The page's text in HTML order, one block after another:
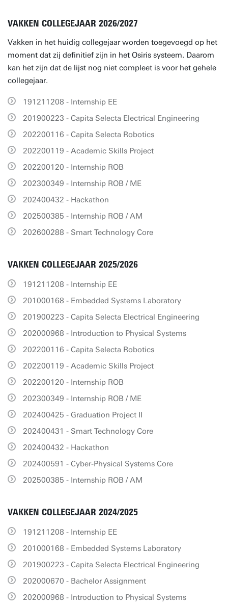
VAKKEN COLLEGEJAAR 2026/2027
Vakken in het huidig collegejaar worden toegevoegd op het
moment dat zij definitief zijn in het Osiris systeem. Daarom
kan het zijn dat de lijst nog niet compleet is voor het gehele
collegejaar.
191211208 - Internship EE
201900223 - Capita Selecta Electrical Engineering
202200116 - Capita Selecta Robotics
202200119 - Academic Skills Project
202200120 - Internship ROB
202300349 - Internship ROB / ME
202400432 - Hackathon
202500385 - Internship ROB / AM
202600288 - Smart Technology Core
VAKKEN COLLEGEJAAR 2025/2026
191211208 - Internship EE
201000168 - Embedded Systems Laboratory
201900223 - Capita Selecta Electrical Engineering
202000968 - Introduction to Physical Systems
202200116 - Capita Selecta Robotics
202200119 - Academic Skills Project
202200120 - Internship ROB
202300349 - Internship ROB / ME
202400425 - Graduation Project II
202400431 - Smart Technology Core
202400432 - Hackathon
202400591 - Cyber-Physical Systems Core
202500385 - Internship ROB / AM
VAKKEN COLLEGEJAAR 2024/2025
191211208 - Internship EE
201000168 - Embedded Systems Laboratory
201900223 - Capita Selecta Electrical Engineering
202000670 - Bachelor Assignment
202000968 - Introduction to Physical Systems